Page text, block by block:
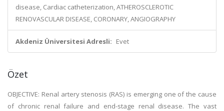
disease, Cardiac catheterization, ATHEROSCLEROTIC
RENOVASCULAR DISEASE, CORONARY, ANGIOGRAPHY
Akdeniz Üniversitesi Adresli: Evet
Özet
OBJECTIVE: Renal artery stenosis (RAS) is emerging one of the cause
of chronic renal failure and end-stage renal disease. The vast